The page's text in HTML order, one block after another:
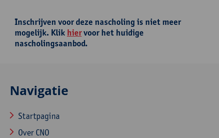
Inschrijven voor deze nascholing is niet meer
mogelijk. Klik hiervoor het huidige
nascholingsaanbod.
Navigatie
Startpagina
Over CNO